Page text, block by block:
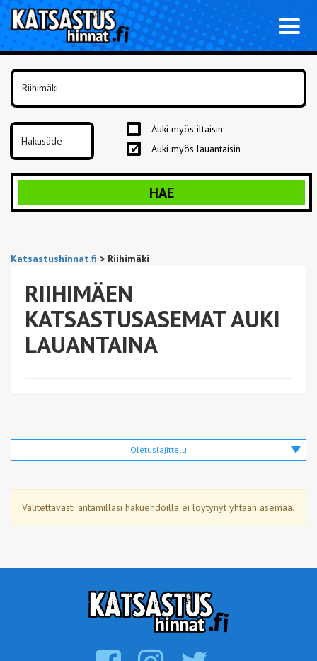
Auki myös iltaisin
Auki myös lauantaisin
HAE
Katsastushinnat.fi > Riihimäki
RIIHIMÄEN
KATSASTUSASEMAT AUKI
LAUANTAINA
Oletuslajittelu
Valitettavasti antamillasi hakuehdoilla ei löytynyt yhtään asemaa.